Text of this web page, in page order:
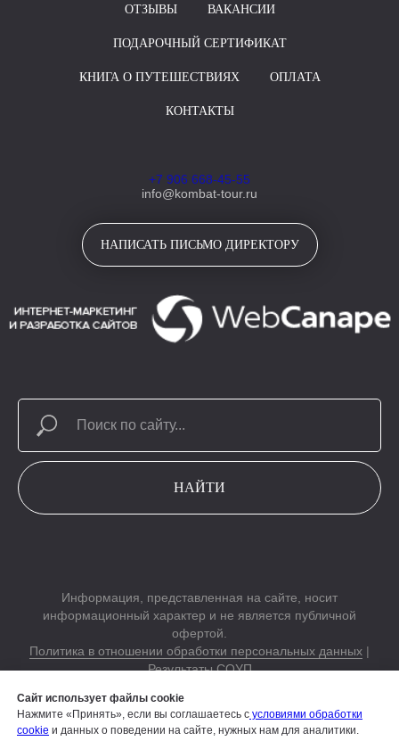
ОТЗЫВЫ ВАКАНСИИ
ПОДАРОЧНЫЙ СЕРТИФИКАТ
КНИГА О ПУТЕШЕСТВИЯХ ОПЛАТА
КОНТАКТЫ
+7 906 668-45-55
info@kombat-tour.ru
НАПИСАТЬ ПИСЬМО ДИРЕКТОРУ
НАЙТИ
Информация, представленная на сайте, носит
информационный характер и не является публичной
офертой.
Политика в отношении обработки персональных данных |
Результаты СОУП
обработку электронных пользовательских данных
Сайт использует файлы cookie
Нажмите «Принять», если вы соглашаетесь с условиями обработки
cookie и данных о поведении на сайте, нужных нам для аналитики.